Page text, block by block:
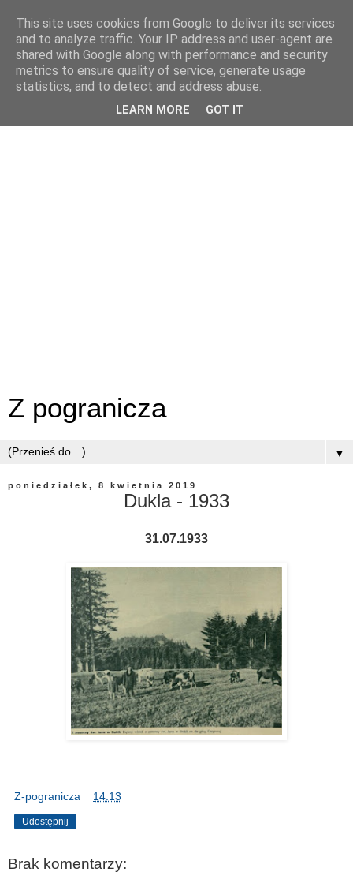
Z pogranicza
▼
poniedziałek, 8 kwietnia 2019
Dukla - 1933
31.07.1933
Z-pogranicza 14:13
Udostępnij
Brak komentarzy:
This site uses cookies from Google to deliver its services
and to analyze traffic. Your IP address and user-agent are
shared with Google along with performance and security
metrics to ensure quality of service, generate usage
statistics, and to detect and address abuse.
LEARN MORE GOT IT